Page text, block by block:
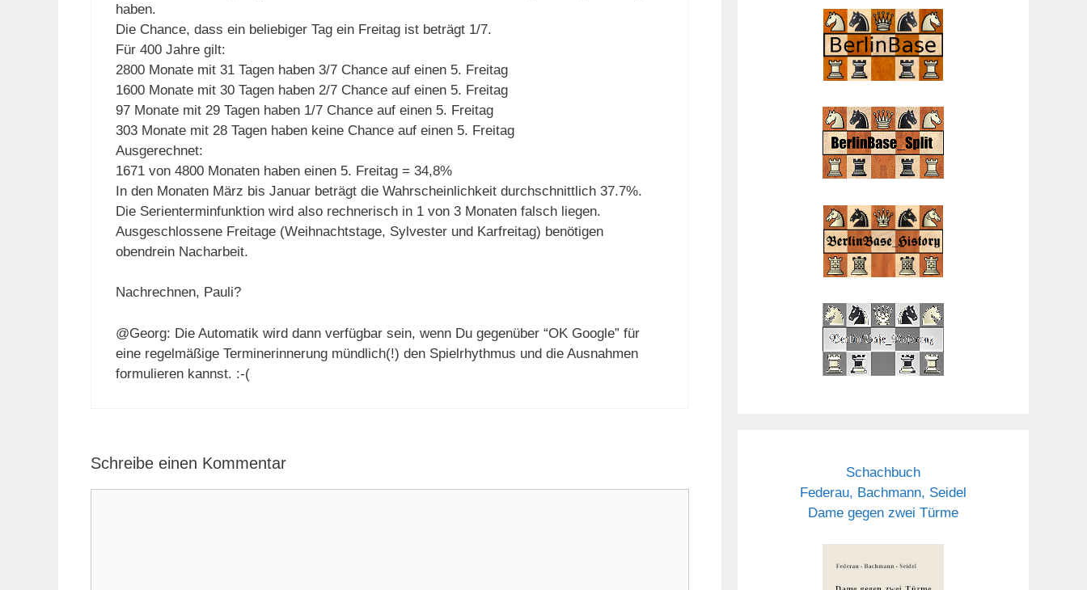
haben.
Die Chance, dass ein beliebiger Tag ein Freitag ist beträgt 1/7.
Für 400 Jahre gilt:
2800 Monate mit 31 Tagen haben 3/7 Chance auf einen 5. Freitag
1600 Monate mit 30 Tagen haben 2/7 Chance auf einen 5. Freitag
97 Monate mit 29 Tagen haben 1/7 Chance auf einen 5. Freitag
303 Monate mit 28 Tagen haben keine Chance auf einen 5. Freitag
Ausgerechnet:
1671 von 4800 Monaten haben einen 5. Freitag = 34,8%
In den Monaten März bis Januar beträgt die Wahrscheinlichkeit durchschnittlich 37.7%.
Die Serienterminfunktion wird also rechnerisch in 1 von 3 Monaten falsch liegen.
Ausgeschlossene Freitage (Weihnachtstage, Sylvester und Karfreitag) benötigen
obendrein Nacharbeit.
Nachrechnen, Pauli?
@Georg: Die Automatik wird dann verfügbar sein, wenn Du gegenüber “OK Google” für
eine regelmäßige Terminerinnerung mündlich(!) den Spielrhythmus und die Ausnahmen
formulieren kannst. :-(
Schreibe einen Kommentar
Schachbuch
Federau, Bachmann, Seidel
Dame gegen zwei Türme